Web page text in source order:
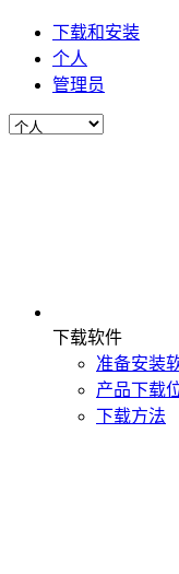
下载和安装
个人
管理员
下载软件
准备安装
产品下载
下载方法